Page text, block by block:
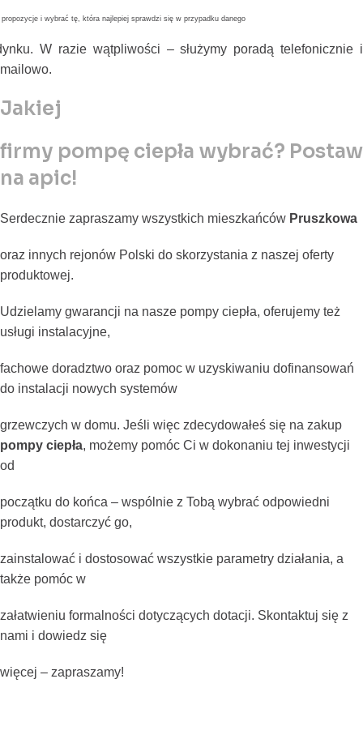
propozycje i wybrać tę, która najlepiej sprawdzi się w przypadku danego
W razie wątpliwości – służymy poradą telefonicznie i
mailowo.
Jakiej
firmy pompę ciepła wybrać? Postaw
na apic!
Serdecznie zapraszamy wszystkich mieszkańców Pruszkowa
oraz innych rejonów Polski do skorzystania z naszej oferty
produktowej.
Udzielamy gwarancji na nasze pompy ciepła, oferujemy też
usługi instalacyjne,
fachowe doradztwo oraz pomoc w uzyskiwaniu dofinansowań
do instalacji nowych systemów
grzewczych w domu. Jeśli więc zdecydowałeś się na zakup
pompy ciepła, możemy pomóc Ci w dokonaniu tej inwestycji
od
początku do końca – wspólnie z Tobą wybrać odpowiedni
produkt, dostarczyć go,
zainstalować i dostosować wszystkie parametry działania, a
także pomóc w
załatwieniu formalności dotyczących dotacji. Skontaktuj się z
nami i dowiedz się
więcej – zapraszamy!